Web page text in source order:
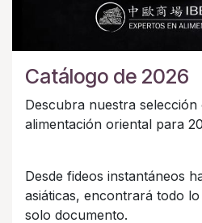
Catálogo de 2026
Descubra nuestra
alimentación oriental para
Desde fideos instantáneos
asiáticas, encontrará todo
solo documento.